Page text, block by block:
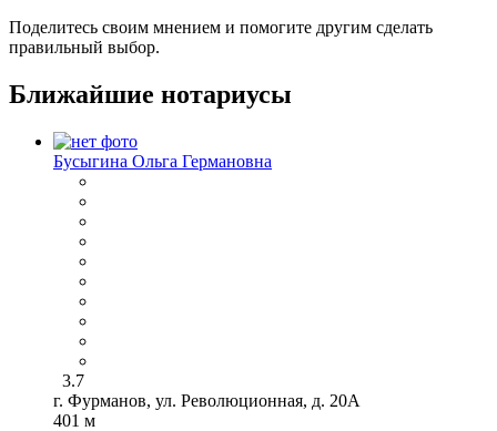
Поделитесь своим мнением и помогите другим сделать
правильный выбор.
Ближайшие нотариусы
Бусыгина Ольга Германовна
3.7
г. Фурманов, ул. Революционная, д. 20А
401 м